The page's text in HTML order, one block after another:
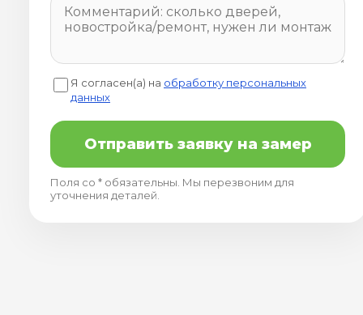
Я согласен(а) на обработку персональных
данных
Отправить заявку на замер
Поля со * обязательны. Мы перезвоним для
уточнения деталей.